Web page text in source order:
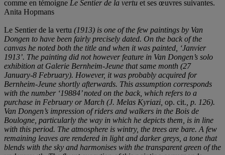
comme en témoigne Le Sentier de la vertu et ses œuvres suivantes.
Anita Hopmans
Le Sentier de la vertu (1913) is one of the few paintings by Van
Dongen to have been fairly precisely dated. On the back of the
canvas he noted both the title and when it was painted, ‘Janvier
1913’. The painting did not however feature in Van Dongen’s solo
exhibition at Galerie Bernheim-Jeune that same month (27
January-8 February). However, it was probably acquired for
Bernheim-Jeune shortly afterwards. This assumption corresponds
with the number ‘19884’ noted on the back, which refers to a
purchase in February or March (J. Melas Kyriazi, op. cit. , p. 126).
Van Dongen’s impression of riders and walkers in the Bois de
Boulogne, particularly the way in which he depicts them, is in line
with this period. The atmosphere is wintry, the trees are bare. A few
remaining leaves are rendered in light and darker greys, a tone that
blends with the sky and harmonises with the transparent green of the